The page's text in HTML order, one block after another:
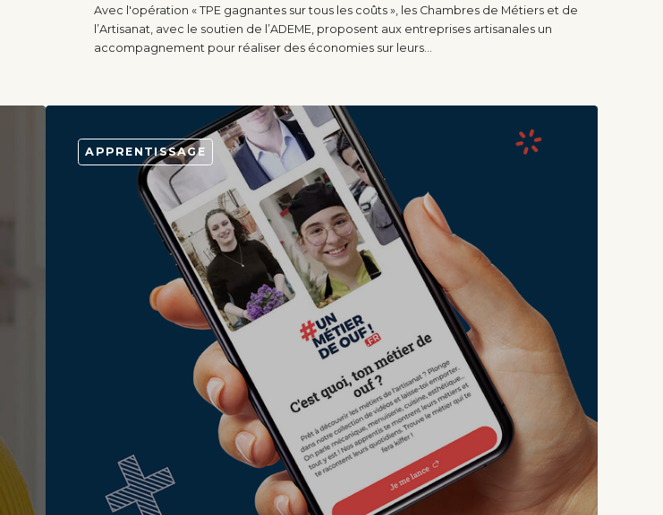
Avec l'opération « TPE gagnantes sur tous les coûts », les Chambres de Métiers et de
l’Artisanat, avec le soutien de l’ADEME, proposent aux entreprises artisanales un
accompagnement pour réaliser des économies sur leurs…
APPRENTISSAGE